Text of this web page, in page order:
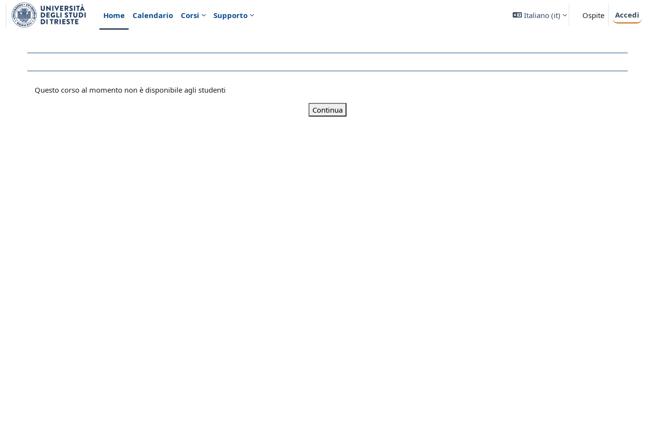
Vai al contenuto principale
Home
Calendario Corsi Supporto Italiano ‎(it)‎ Ospite Accedi
Questo corso al momento non è disponibile agli studenti
Continua